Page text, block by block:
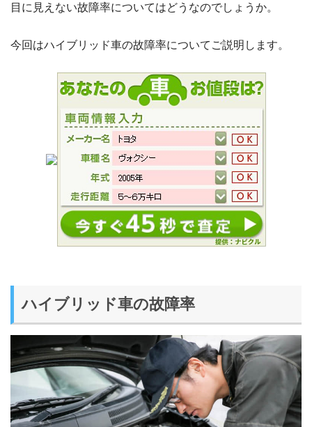
目に見えない故障率についてはどうなのでしょうか。
今回はハイブリッド車の故障率についてご説明します。
ハイブリッド車の故障率